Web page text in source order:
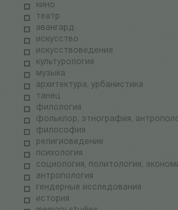
кино
театр
авангард
искусство
искусствоведение
культурология
музыка
архитектура, урбанистика
танец
филология
фольклор, этнография,
философия
религиоведение
психология
социология, политология,
антропология
гендерные исследования
история